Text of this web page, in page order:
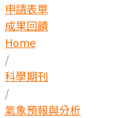
申請表單
成果回饋
Home
/
科學期刊
/
氣象預報與分析